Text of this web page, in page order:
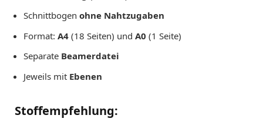
Schnittbogen ohne Nahtzugaben
Format: A4 (18 Seiten) und A0 (1 Seite)
Separate Beamerdatei
Jeweils mit Ebenen
Stoffempfehlung: